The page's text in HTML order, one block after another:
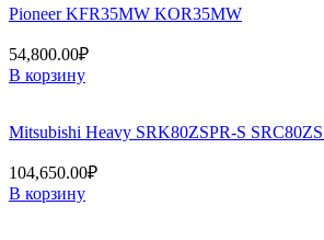
Pioneer KFR35MW KOR35MW
54,800.00₽
В корзину
Mitsubishi Heavy SRK80ZSPR-S
104,650.00₽
В корзину